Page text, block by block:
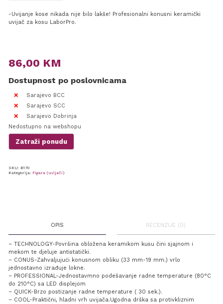
-Uvijanje kose nikada nije bilo lakše! Profesionalni konusni keramički
uvijač za kosu LaborPro.
86,00 KM
Dostupnost po poslovnicama
Sarajevo BCC
Sarajevo SCC
Sarajevo Dobrinja
Nedostupno na webshopu
Zatraži ponudu
SKU: B170
Kategorija: Figara (uvijači)
OPIS RECENZIJE (0)
– TECHNOLOGY-Površina obložena keramikom kusu čini sjajnom i
mekom te djeluje antistatički.
– CONUS-Zahvaljujući konusnom obliku (33 mm-19 mm.) vrlo
jednostavno izrađuje lokne.
– PROFESSIONAL-Jednostavmno podešavanje radne temperature (80°C
do 210°C) sa LED displejom
– QUICK-Brzo postizanje radne temperature ( 30 sek.).
– COOL-Praktični, hladni vrh uvijača.Ugodna drška sa protivkliznim